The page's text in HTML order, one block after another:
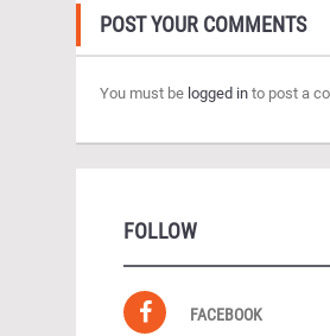
POST YOUR COMMENTS
You must be logged in to post a
FOLLOW
FACEBOOK